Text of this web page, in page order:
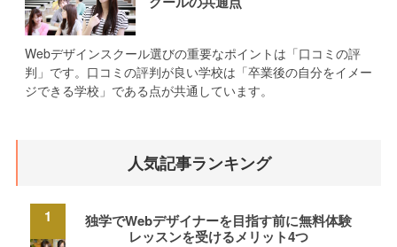
Webデザインスクール選びの重要なポイントは「口コミの評
判」です。口コミの評判が良い学校は「卒業後の自分をイメー
ジできる学校」である点が共通しています。
人気記事ランキング
独学でWebデザイナーを目指す前に無料体験
レッスンを受けるメリット4つ